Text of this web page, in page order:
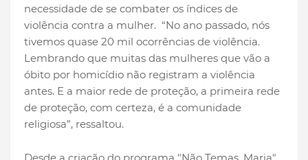
necessidade de se combater os índices de
violência contra a mulher. “No ano passado, nós
tivemos quase 20 mil ocorrências de violência.
Lembrando que muitas das mulheres que vão a
óbito por homicídio não registram a violência
antes. E a maior rede de proteção, a primeira rede
de proteção, com certeza, é a comunidade
religiosa”, ressaltou.